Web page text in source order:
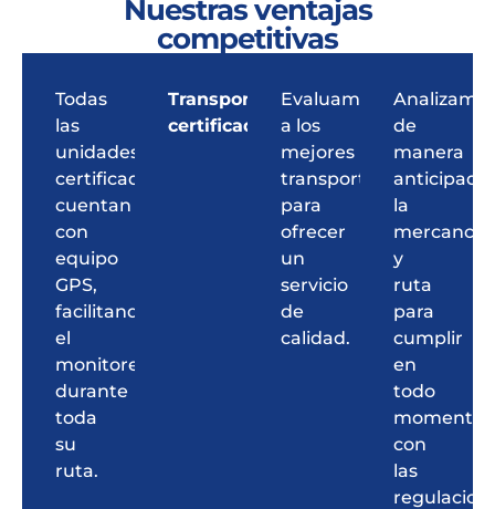
Nuestras ventajas
competitivas
Todas
las
unidades
certificadas
cuentan
con
equipo
GPS,
facilitando
el
monitoreo
durante
toda
su
ruta.
Transportistas
certificados.
Evaluamos
a los
mejores
transportistas
para
ofrecer
un
servicio
de
calidad.
de
manera
anticipada
la
mercancía
y
ruta
para
cumplir
en
todo
momento
con
las